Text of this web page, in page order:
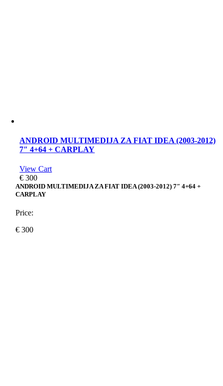
ANDROID MULTIMEDIJA ZA FIAT IDEA (2003-2012)
7″ 4+64 + CARPLAY
View Cart
€ 300
ANDROID MULTIMEDIJA ZA FIAT IDEA (2003-2012) 7″ 4+64 +
CARPLAY
Price:
€ 300